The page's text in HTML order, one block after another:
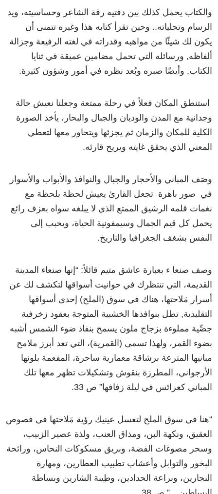
والكتاب يحمل كذلك بين دفتيه رقة الشاعر وحساسيته، ويد
الرسام وتجلياته.. وحين تقرأ كتابه هذا وغيره تتمنى أن
يكون لك شيئًا من مواهبه وقدراته في لغته الرفيعة وجزالة
ألفاظه, ورسائله التي تحمل مضامين عميقة في ثنايا
الكتاب, وأيضًا صبره وبُعد نظره في أمور وشؤون كثيرة.
استنطق المكان فعلاً في رحلة ممتعة وجعلنا نعيش حالة
وجدانية مع المدن والوديان والجبال والبحار، يأخذ الصورة
الكلية للمكان والزمان ثم يجزئها ويتحاور معها لتعطي
المعني الذي يحقق غايته ويريح قارئه.
وصَف المباني والأحجار والجبال والنوافذ والأبواب والأسوار
في صور باهرة تجعل القارئ يعيش لحظة بلحظة مع
نغمات قلمه الرشيق الممتع الذي لا يبلغه سواه بعزف رائع
يحمل كل قيم الجمال وسيمفونية الحياة، ويحبب إلى
النفس بشغف الجغرافيا والتاريخ.
وصف صنعا ء بعبارة عاشق متيم قائلاً: “إنها صنعاء المدينة
القديمة، التي تنتظرك في حوانيت أسواقها لتكشف لك عن
أسرار مَلاحتها، هناك في سوق (الملح) إحدى أسواقها
التقليدية, تطل بنوافذها الخشبية المتوجة بعقود زخرفية
جصِّية مملوءة بزجاج ملون يسمح بنفاذ ضوء الشمس أشبه
بضوء القمر، ولهذا تسمى (القمرية)، التي تعد أبرز ملامح
مبانيها المترعة برشاقة معمارية ساحرة، المفعمة بلونها
الأرجواني، المطرزة بنقوش وتشكيلات تظهر معها تلك
المباني كعرائس في ليلة زفافها” ص 33.
“هنا في سوق الملح لتغسل عينيك رؤية مَلاحتها في فصوص
العقيق، ونكهة البن، ومذاق العنب، ولذة عصير الزبيب،
وسحر مصوغات الفضة، وبريق مسكوكات النحاس، ورائحة
البخور والتوابل وأعشاب تطبيب العطارين، ومهارة
النجارين، وبراعة الحدادين، وطِيبة الشارين وبساطة